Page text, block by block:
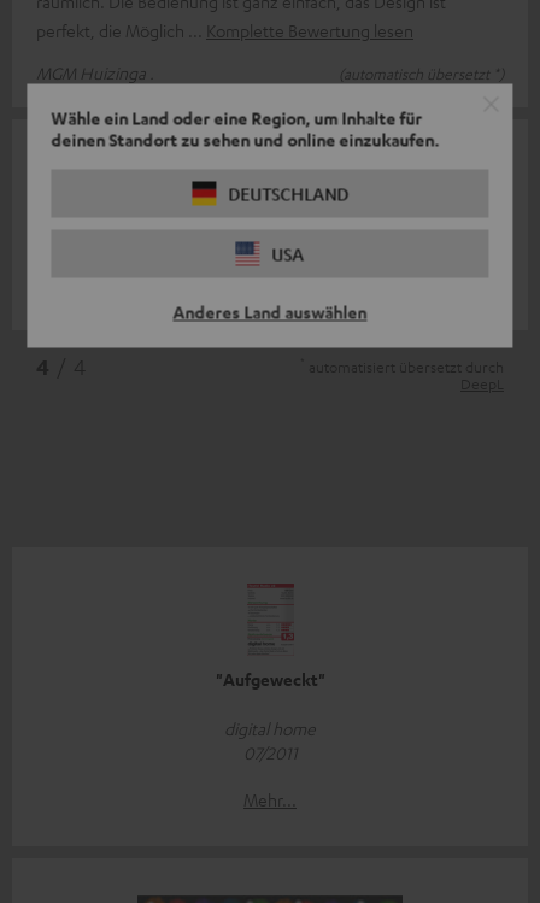
Wähle ein Land oder eine Region, um Inhalte für
deinen Standort zu sehen und online einzukaufen.
DEUTSCHLAND
USA
Anderes Land auswählen
perfekt, die Möglich
Komplette Bewertung lesen
MGM Huizinga .
(automatisch übersetzt *)
Ich habe für meine beiden Kinder ein Teufel Radio V2 bestellt.
Komplette Bewertung lesen
10.11.2011
"Aufgeweckt"
digital home
07/2011
Mehr...